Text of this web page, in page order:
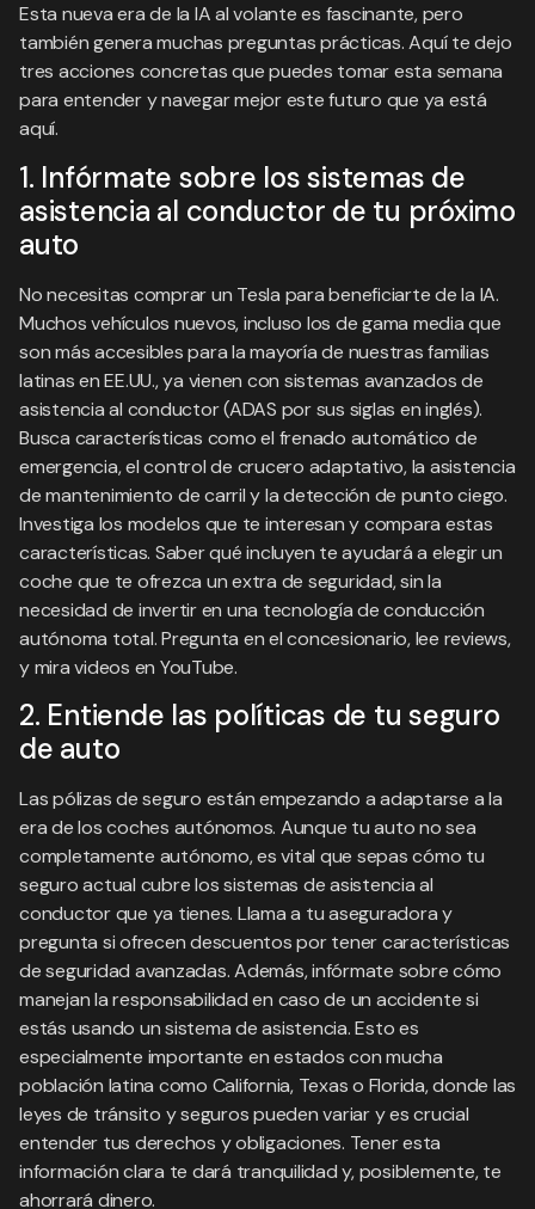
Esta nueva era de la IA al volante es fascinante, pero
también genera muchas preguntas prácticas. Aquí te dejo
tres acciones concretas que puedes tomar esta semana
para entender y navegar mejor este futuro que ya está
aquí.
1. Infórmate sobre los sistemas de
asistencia al conductor de tu próximo
auto
No necesitas comprar un Tesla para beneficiarte de la IA.
Muchos vehículos nuevos, incluso los de gama media que
son más accesibles para la mayoría de nuestras familias
latinas en EE.UU., ya vienen con sistemas avanzados de
asistencia al conductor (ADAS por sus siglas en inglés).
Busca características como el frenado automático de
emergencia, el control de crucero adaptativo, la asistencia
de mantenimiento de carril y la detección de punto ciego.
Investiga los modelos que te interesan y compara estas
características. Saber qué incluyen te ayudará a elegir un
coche que te ofrezca un extra de seguridad, sin la
necesidad de invertir en una tecnología de conducción
autónoma total. Pregunta en el concesionario, lee reviews,
y mira videos en YouTube.
2. Entiende las políticas de tu seguro
de auto
Las pólizas de seguro están empezando a adaptarse a la
era de los coches autónomos. Aunque tu auto no sea
completamente autónomo, es vital que sepas cómo tu
seguro actual cubre los sistemas de asistencia al
conductor que ya tienes. Llama a tu aseguradora y
pregunta si ofrecen descuentos por tener características
de seguridad avanzadas. Además, infórmate sobre cómo
manejan la responsabilidad en caso de un accidente si
estás usando un sistema de asistencia. Esto es
especialmente importante en estados con mucha
población latina como California, Texas o Florida, donde las
leyes de tránsito y seguros pueden variar y es crucial
entender tus derechos y obligaciones. Tener esta
información clara te dará tranquilidad y, posiblemente, te
ahorrará dinero.